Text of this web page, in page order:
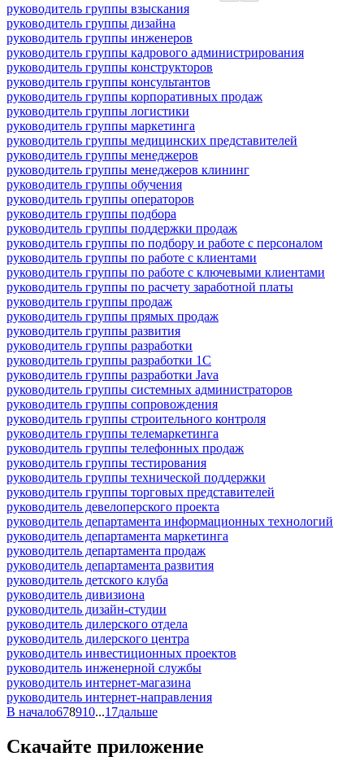
руководитель группы взыскания
руководитель группы дизайна
руководитель группы инженеров
руководитель группы кадрового администрирования
руководитель группы конструкторов
руководитель группы консультантов
руководитель группы корпоративных продаж
руководитель группы логистики
руководитель группы маркетинга
руководитель группы медицинских представителей
руководитель группы менеджеров
руководитель группы менеджеров клининг
руководитель группы обучения
руководитель группы операторов
руководитель группы подбора
руководитель группы поддержки продаж
руководитель группы по подбору и работе с персоналом
руководитель группы по работе с клиентами
руководитель группы по работе с ключевыми клиентами
руководитель группы по расчету заработной платы
руководитель группы продаж
руководитель группы прямых продаж
руководитель группы развития
руководитель группы разработки
руководитель группы разработки 1С
руководитель группы разработки Java
руководитель группы системных администраторов
руководитель группы сопровождения
руководитель группы строительного контроля
руководитель группы телемаркетинга
руководитель группы телефонных продаж
руководитель группы тестирования
руководитель группы технической поддержки
руководитель группы торговых представителей
руководитель девелоперского проекта
руководитель департамента информационных технологий
руководитель департамента маркетинга
руководитель департамента продаж
руководитель департамента развития
руководитель детского клуба
руководитель дивизиона
руководитель дизайн-студии
руководитель дилерского отдела
руководитель дилерского центра
руководитель инвестиционных проектов
руководитель инженерной службы
руководитель интернет-магазина
руководитель интернет-направления
В начало678910...17дальше
Скачайте приложение